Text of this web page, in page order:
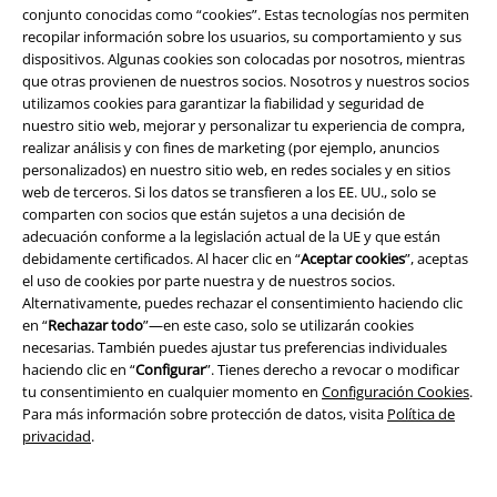
conjunto conocidas como “cookies”. Estas tecnologías nos permiten
recopilar información sobre los usuarios, su comportamiento y sus
dispositivos. Algunas cookies son colocadas por nosotros, mientras
que otras provienen de nuestros socios. Nosotros y nuestros socios
utilizamos cookies para garantizar la fiabilidad y seguridad de
nuestro sitio web, mejorar y personalizar tu experiencia de compra,
realizar análisis y con fines de marketing (por ejemplo, anuncios
personalizados) en nuestro sitio web, en redes sociales y en sitios
web de terceros. Si los datos se transfieren a los EE. UU., solo se
comparten con socios que están sujetos a una decisión de
adecuación conforme a la legislación actual de la UE y que están
debidamente certificados. Al hacer clic en “Aceptar cookies”, aceptas
el uso de cookies por parte nuestra y de nuestros socios.
Alternativamente, puedes rechazar el consentimiento haciendo clic
en “Rechazar todo”—en este caso, solo se utilizarán cookies
necesarias. También puedes ajustar tus preferencias individuales
haciendo clic en “Configurar”. Tienes derecho a revocar o modificar
tu consentimiento en cualquier momento en Configuración Cookies.
Para más información sobre protección de datos, visita Política de
privacidad.
EMP Eventos
Programa de Afiliados
Sostenibilidad
Comunidad